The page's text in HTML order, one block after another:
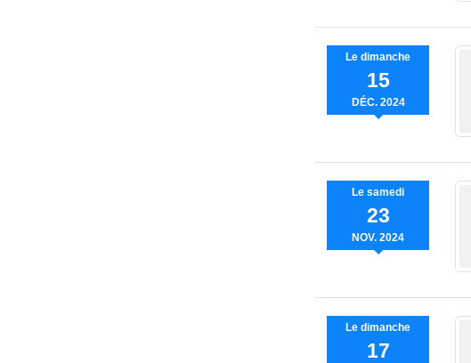
Le dimanche
15
DÉC. 2024
Le samedi
23
NOV. 2024
Le dimanche
17